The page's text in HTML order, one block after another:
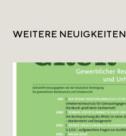
WEITERE NEUIGKEITEN